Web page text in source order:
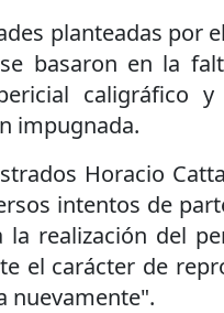
planteadas por
basaron en la
caligráfico
impugnada.
Horacio
intentos de
la realización del
el carácter de
nuevamente".